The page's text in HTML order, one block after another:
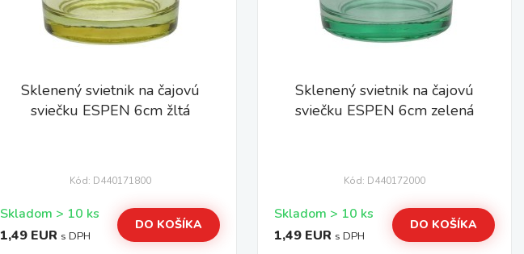
Sklenený svietnik na čajovú
sviečku ESPEN 6cm žltá
Kód: D440171800
Skladom > 10 ks
1,49 EUR s DPH
DO KOŠÍKA
Sklenený svietnik na čajovú
sviečku ESPEN 6cm zelená
Kód: D440172000
Skladom > 10 ks
1,49 EUR s DPH
DO KOŠÍKA